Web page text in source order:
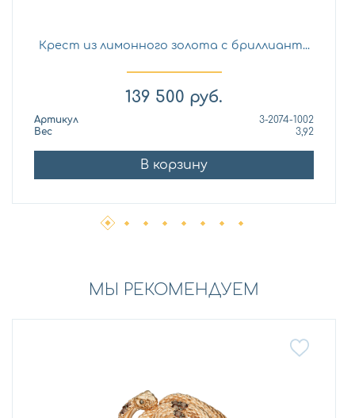
Крест из лимонного золота с бриллиант...
139 500 руб.
Артикул
3-2074-1002
Вес
3,92
В корзину
МЫ РЕКОМЕНДУЕМ